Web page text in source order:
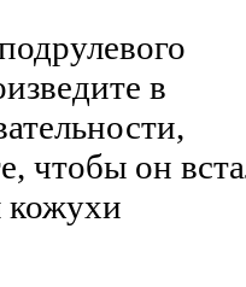
в
чтобы он
кожухи